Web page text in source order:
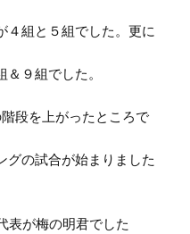
４組と５組でした。更に
９組でした。
段を上がったところで
グの試合が始まりました
表が梅の明君でした